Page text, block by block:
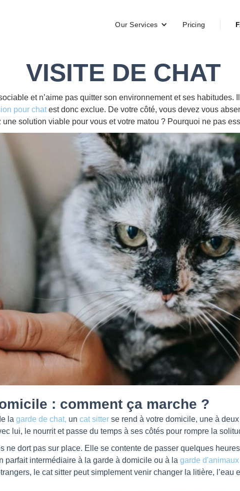
Our Services Pricing
VISITE DE CHAT
et n’aime pas quitter son environnement et ses habitudes.
pour chatest donc exclue. De votre côté, vous devez vous
solution viable pour vous et votre matou ? Pourquoi ne pas
: comment ça marche ?
la garde de chat, un cat sitterse rend à votre domicile, une à
lui, le nourrit et passe du temps à ses côtés pour rompre la
ne dort pas sur place. Elle se contente de passer quelques
parfait intermédiaire à la garde à domicile ou à la garde d'animaux
le cat sitter peut simplement venir changer la litière, l’eau